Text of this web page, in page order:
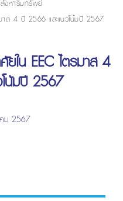
งหาริมทรัพย์
ส 4 ปี 2566 และแนวโน้มปี 2567
ใน EEC ไตรมาส 4
น้มปี 2567
ม 2567